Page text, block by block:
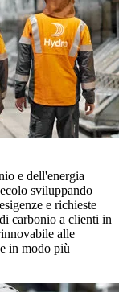
e dell'energia
sviluppando
e richieste
carbonio a clienti in
alle
in modo più